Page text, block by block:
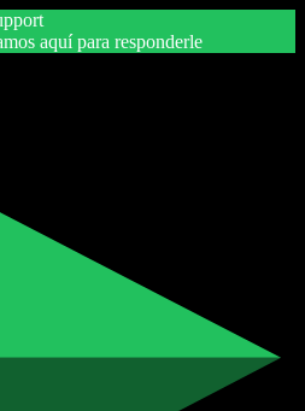
aquí para responderle